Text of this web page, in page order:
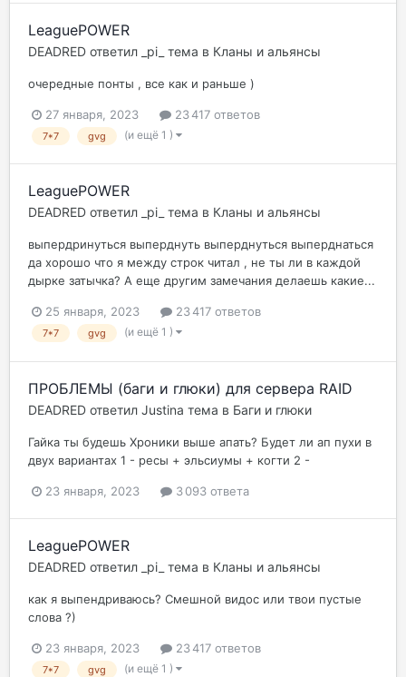
LeaguePOWER
DEADRED ответил _pi_ тема в Кланы и альянсы
очередные понты , все как и раньше )
27 января, 2023 23 417 ответов
7*7 gvg (и ещё 1 )
LeaguePOWER
DEADRED ответил _pi_ тема в Кланы и альянсы
выпердринуться выперднуть выперднуться выперднаться
да хорошо что я между строк читал , не ты ли в каждой
дырке затычка? А еще другим замечания делаешь какие...
25 января, 2023 23 417 ответов
7*7 gvg (и ещё 1 )
ПРОБЛЕМЫ (баги и глюки) для сервера RAID
DEADRED ответил Justina тема в Баги и глюки
Гайка ты будешь Хроники выше апать? Будет ли ап пухи в
двух вариантах 1 - ресы + эльсиумы + когти 2 -
23 января, 2023 3 093 ответа
LeaguePOWER
DEADRED ответил _pi_ тема в Кланы и альянсы
как я выпендриваюсь? Смешной видос или твои пустые
слова ?)
23 января, 2023 23 417 ответов
7*7 gvg (и ещё 1 )